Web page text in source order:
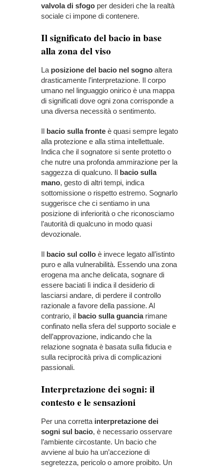
valvola di sfogo per desideri che la realtà
sociale ci impone di contenere.
Il significato del bacio in base
alla zona del viso
La posizione del bacio nel sogno altera
drasticamente l’interpretazione. Il corpo
umano nel linguaggio onirico è una mappa
di significati dove ogni zona corrisponde a
una diversa necessità o sentimento.
Il bacio sulla fronte è quasi sempre legato
alla protezione e alla stima intellettuale.
Indica che il sognatore si sente protetto o
che nutre una profonda ammirazione per la
saggezza di qualcuno. Il bacio sulla
mano, gesto di altri tempi, indica
sottomissione o rispetto estremo. Sognarlo
suggerisce che ci sentiamo in una
posizione di inferiorità o che riconosciamo
l’autorità di qualcuno in modo quasi
devozionale.
Il bacio sul collo è invece legato all’istinto
puro e alla vulnerabilità. Essendo una zona
erogena ma anche delicata, sognare di
essere baciati lì indica il desiderio di
lasciarsi andare, di perdere il controllo
razionale a favore della passione. Al
contrario, il bacio sulla guanciarimane
confinato nella sfera del supporto sociale e
dell’approvazione, indicando che la
relazione sognata è basata sulla fiducia e
sulla reciprocità priva di complicazioni
passionali.
Interpretazione dei sogni: il
contesto e le sensazioni
Per una corretta interpretazione dei
sogni sul bacio, è necessario osservare
l’ambiente circostante. Un bacio che
avviene al buio ha un’accezione di
segretezza, pericolo o amore proibito. Un